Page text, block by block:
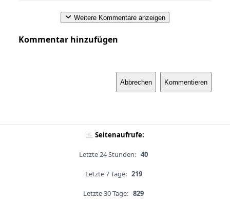
Weitere Kommentare anzeigen
Kommentar hinzufügen
Abbrechen Kommentieren
Seitenaufrufe:
Letzte 24 Stunden: 40
Letzte 7 Tage: 219
Letzte 30 Tage: 829